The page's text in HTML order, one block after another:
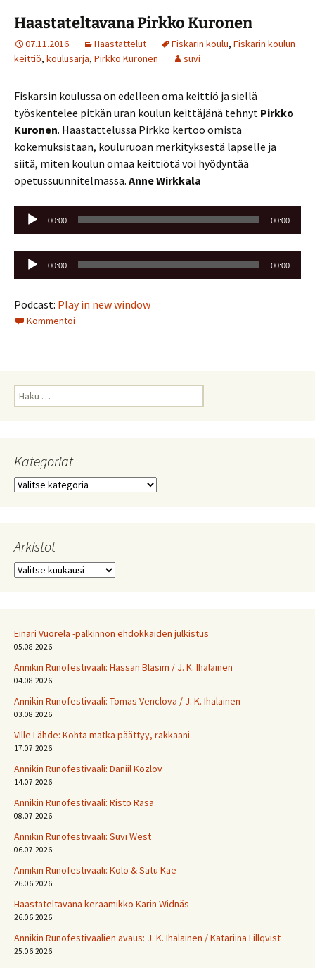
Haastateltavana Pirkko Kuronen
07.11.2016 Haastattelut Fiskarin koulu, Fiskarin koulun
keittiö, koulusarja, Pirkko Kuronen suvi
Fiskarsin koulussa on edelleen oma keittiö ja siellä
työskentelee pitkän uran koulun keittäjänä tehnyt Pirkko
Kuronen. Haastattelussa Pirkko kertoo omista
kokemuksistaan, kouluruoan merkityksestä lapselle ja
siitä, miten koulun omaa keittiötä voi hyödyntää
opetussuunnitelmassa. Anne Wirkkala
Äänitoistin
00:00 00:00
Äänitoistin
00:00 00:00
Podcast: Play in new window
Kommentoi
Haku:
Kategoriat
Kategoriat
Arkistot
Arkistot
Einari Vuorela -palkinnon ehdokkaiden julkistus
05.08.2026
Annikin Runofestivaali: Has­san Bla­sim / J. K. Ihalainen
04.08.2026
Annikin Runofestivaali: Tomas Venclova / J. K. Ihalainen
03.08.2026
Ville Lähde: Kohta matka päättyy, rakkaani.
17.07.2026
Annikin Runofestivaali: Daniil Kozlov
14.07.2026
Annikin Runofestivaali: Risto Rasa
08.07.2026
Annikin Runofestivaali: Suvi West
06.07.2026
Annikin Runofestivaali: Kölö & Satu Kae
26.06.2026
Haastateltavana keraamikko Karin Widnäs
26.06.2026
Annikin Runofestivaalien avaus: J. K. Ihalainen / Katariina Lillqvist
25.06.2026